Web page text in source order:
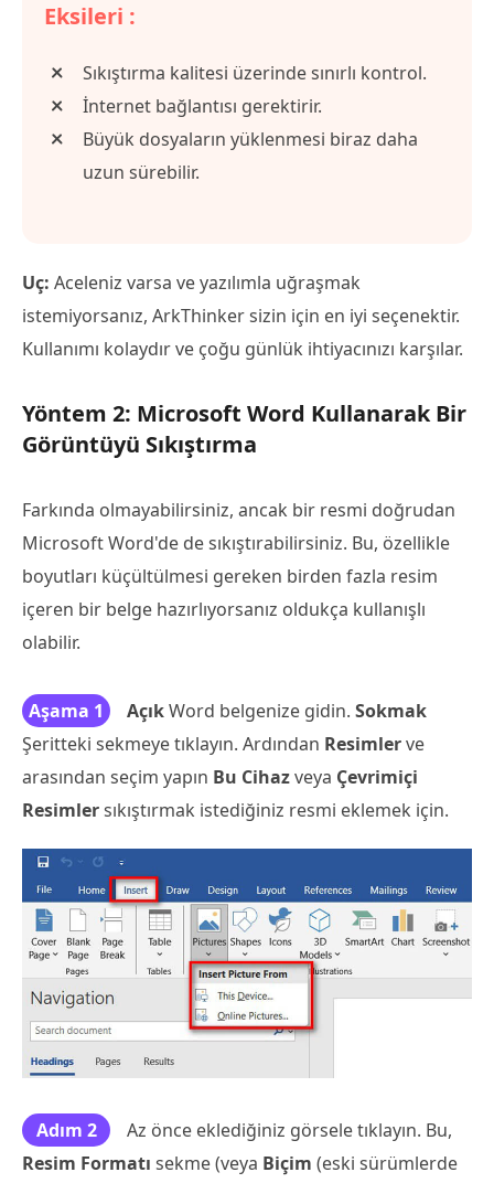
Eksileri :
Sıkıştırma kalitesi üzerinde sınırlı kontrol.
İnternet bağlantısı gerektirir.
Büyük dosyaların yüklenmesi biraz daha
uzun sürebilir.
Uç: Aceleniz varsa ve yazılımla uğraşmak
istemiyorsanız, ArkThinker sizin için en iyi seçenektir.
Kullanımı kolaydır ve çoğu günlük ihtiyacınızı karşılar.
Yöntem 2: Microsoft Word Kullanarak Bir
Görüntüyü Sıkıştırma
Farkında olmayabilirsiniz, ancak bir resmi doğrudan
Microsoft Word'de de sıkıştırabilirsiniz. Bu, özellikle
boyutları küçültülmesi gereken birden fazla resim
içeren bir belge hazırlıyorsanız oldukça kullanışlı
olabilir.
Aşama 1 AçıkWord belgenize gidin. Sokmak
Şeritteki sekmeye tıklayın. Ardından Resimlerve
arasından seçim yapın Bu Cihazveya Çevrimiçi
Resimlersıkıştırmak istediğiniz resmi eklemek için.
Adım 2
Az önce eklediğiniz görsele tıklayın. Bu,
Resim Formatı sekme (veya Biçim (eski sürümlerde